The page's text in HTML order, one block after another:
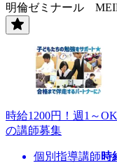
明倫ゼミナール
時給1200円！週1～
の講師募集
個別指導講師時